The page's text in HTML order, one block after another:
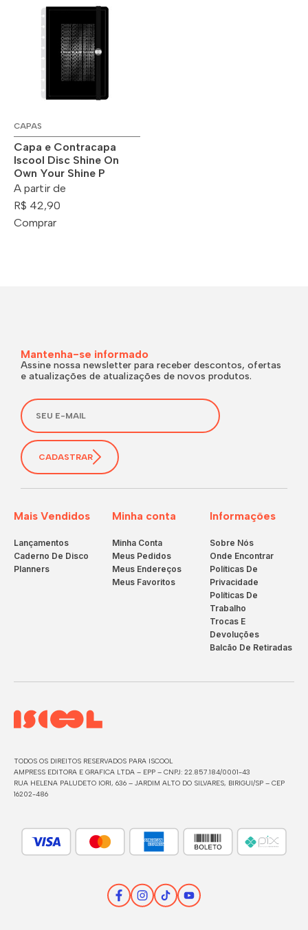
CAPAS
Capa e Contracapa
Iscool Disc Shine On
Own Your Shine P
A partir de
R$ 42,90
Comprar
Mais Vendidos
Lançamentos
Caderno De Disco
Planners
Minha conta
Minha Conta
Meus Pedidos
Meus Endereços
Meus Favoritos
Informações
Sobre Nós
Onde Encontrar
Políticas De
Privacidade
Políticas De
Trabalho
Trocas E
Devoluções
Balcão De Retiradas
Mantenha-se informado
Assine nossa newsletter para receber descontos, ofertas
e atualizações de atualizações de novos produtos.
CADASTRAR
TODOS OS DIREITOS RESERVADOS PARA ISCOOL
AMPRESS EDITORA E GRAFICA LTDA – EPP – CNPJ: 22.857.184/0001-43
RUA HELENA PALUDETO IORI, 636 – JARDIM ALTO DO SILVARES, BIRIGUI/SP – CEP
16202-486